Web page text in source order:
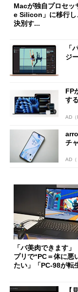
Macが独自プロセッ
e Silicon」に移行し
決別す...
「
ジ
FP
す
AD（
チ
AD（
「バ美肉できます」
プリで“PC＝体に悪
たい」「PC-98が転
【